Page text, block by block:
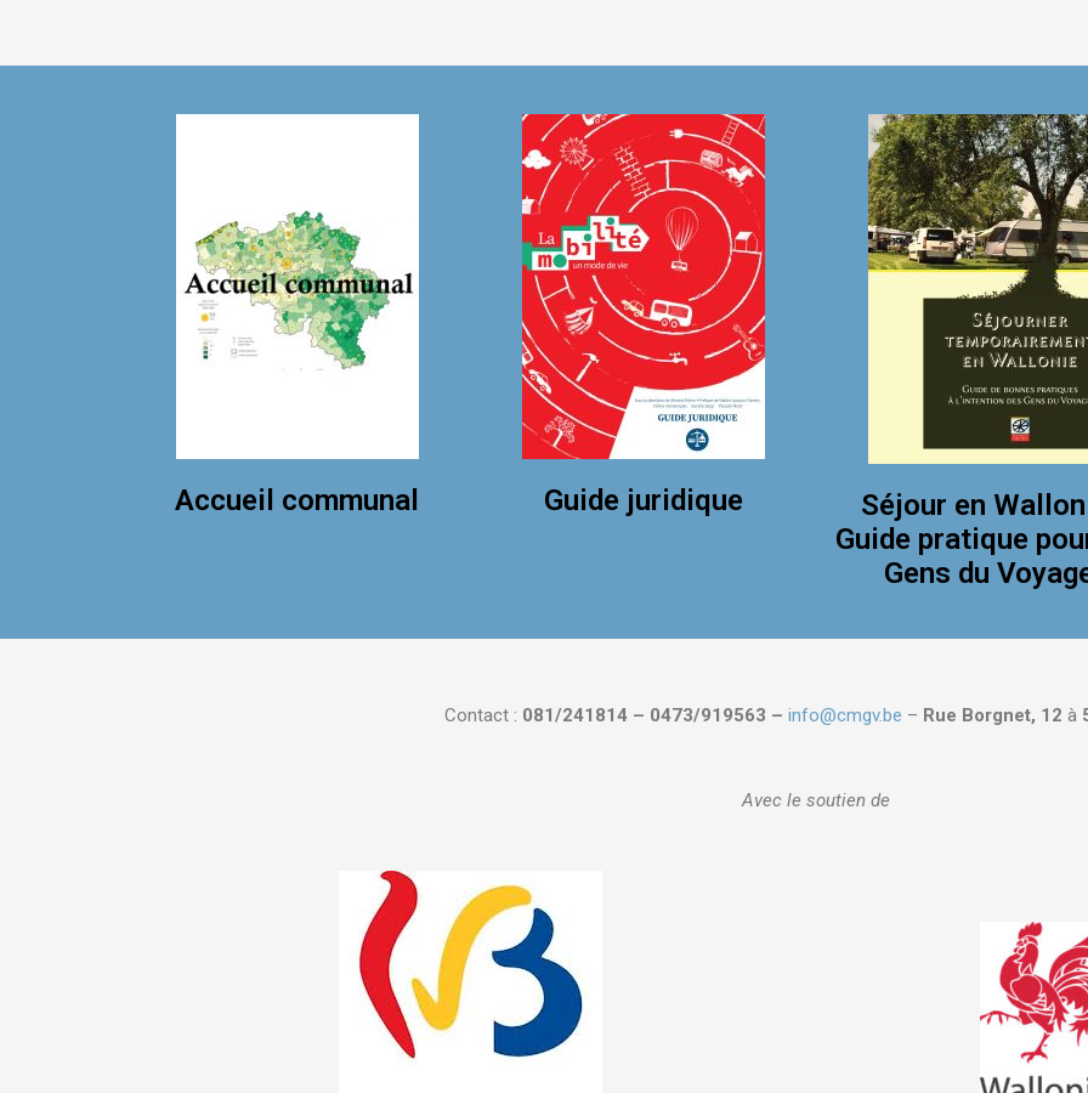
Accueil communal Guide juridique
Séjour en
Guide pratique
Gens du
Contact : 081/241814 – 0473/919563 – info@cmgv.be – Rue Borgnet, 12 à
Avec le soutien de